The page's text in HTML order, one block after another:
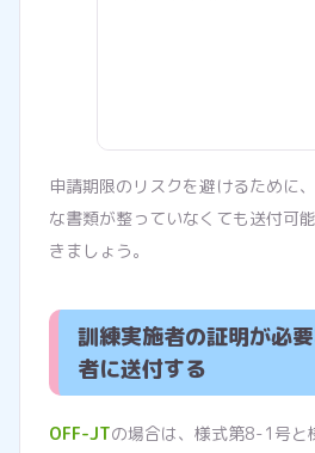
申請期限のリスクを避けるために
な書類が整っていなくても送付可
きましょう。
訓練実施者の証明が必
者に送付する
OFF-JTの場合は、様式第8-1号